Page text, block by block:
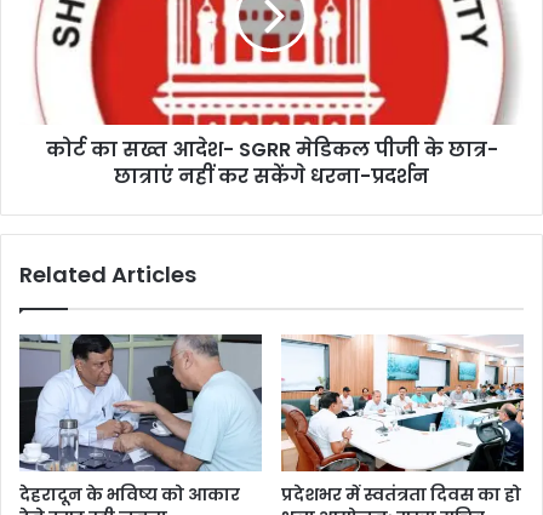
कोर्ट का सख्त आदेश- SGRR मेडिकल पीजी के छात्र-
छात्राएं नहीं कर सकेंगे धरना-प्रदर्शन
Related Articles
देहरादून के भविष्य को आकार
प्रदेशभर में स्वतंत्रता दिवस का हो